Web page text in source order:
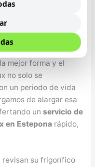
etcétera cualquier
primordialmente de
consiguiente es de
con un frigorífico
mejor forma y el
no solo se
un periodo de vida
de alargar esa
un servicio de
en Estepona rápido,
revisan su frigorífico